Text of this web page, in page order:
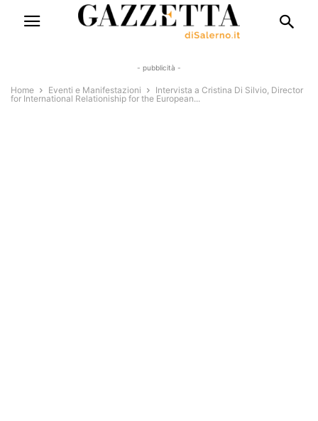
- pubblicità -
Home Eventi e Manifestazioni
Intervista a Cristina Di Silvio, Director
for International Relationiship for the European...